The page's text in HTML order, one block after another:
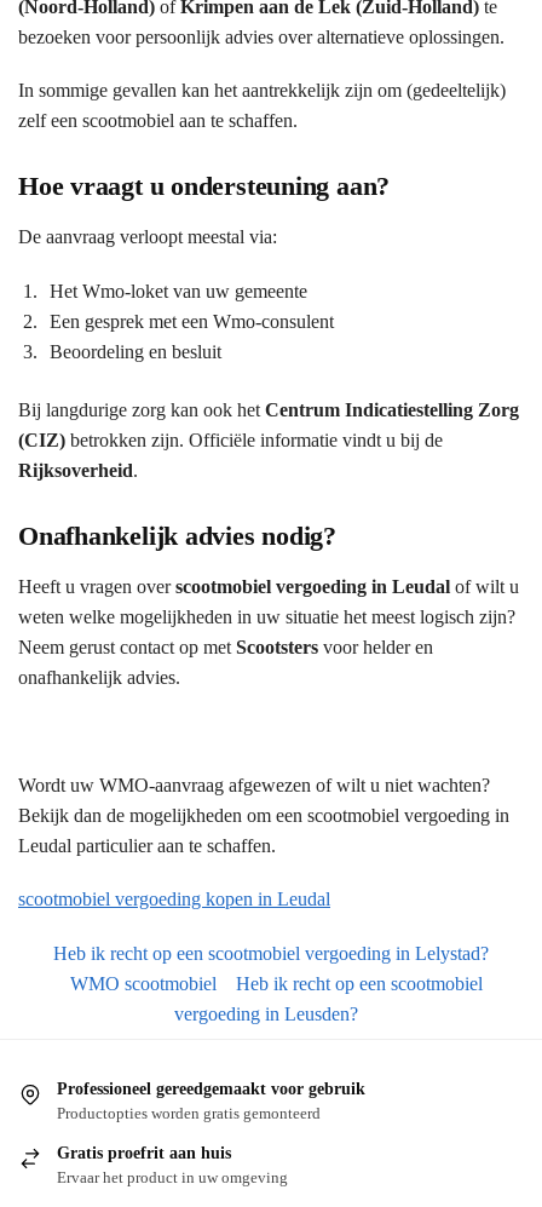
(Noord-Holland) ofKrimpen aan de Lek (Zuid-Holland) te
bezoeken voor persoonlijk advies over alternatieve oplossingen.
In sommige gevallen kan het aantrekkelijk zijn om (gedeeltelijk)
zelf een scootmobiel aan te schaffen.
Hoe vraagt u ondersteuning aan?
De aanvraag verloopt meestal via:
Het Wmo-loket van uw gemeente
Een gesprek met een Wmo-consulent
Beoordeling en besluit
Bij langdurige zorg kan ook het Centrum Indicatiestelling Zorg
(CIZ) betrokken zijn. Officiële informatie vindt u bij de
Rijksoverheid.
Onafhankelijk advies nodig?
Heeft u vragen overscootmobiel vergoeding in Leudal of wilt u
weten welke mogelijkheden in uw situatie het meest logisch zijn?
Neem gerust contact op met Scootsters voor helder en
onafhankelijk advies.
Wordt uw WMO-aanvraag afgewezen of wilt u niet wachten?
Bekijk dan de mogelijkheden om een scootmobiel vergoeding in
Leudal particulier aan te schaffen.
scootmobiel vergoeding kopen in Leudal
Heb ik recht op een scootmobiel vergoeding in Lelystad?
WMO scootmobiel
Heb ik recht op een scootmobiel
vergoeding in Leusden?
Professioneel gereedgemaakt voor gebruik
Productopties worden gratis gemonteerd
Gratis proefrit aan huis
Ervaar het product in uw omgeving